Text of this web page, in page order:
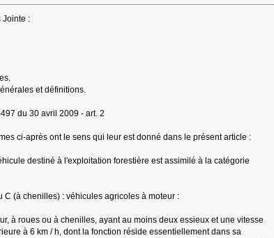
Jointe :
et définitions.
du 30 avril 2009 - art. 2
ci-après ont le sens qui leur est donné dans le présent article :
destiné à l'exploitation forestière est assimilé à la catégorie
C (à chenilles) : véhicules agricoles à moteur :
à roues ou à chenilles, ayant au moins deux essieux et une vitesse
à 6 km / h, dont la fonction réside essentiellement dans sa